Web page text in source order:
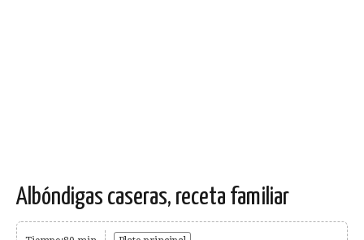
Albóndigas caseras, receta familiar